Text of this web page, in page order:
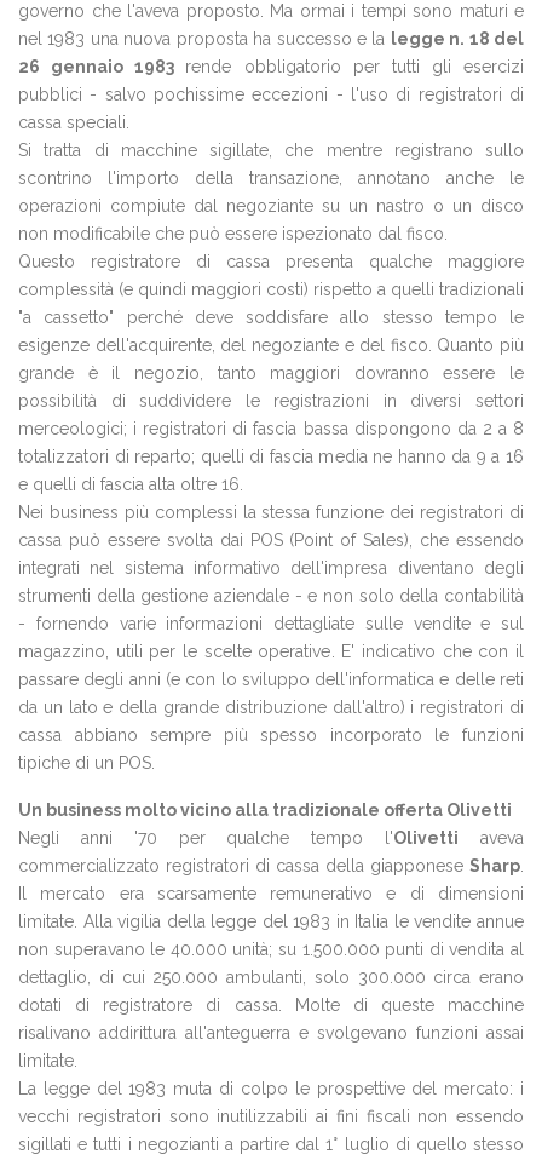
governo che l'aveva proposto. Ma ormai i tempi sono maturi e
nel 1983 una nuova proposta ha successo e la legge n. 18 del
26 gennaio 1983 rende obbligatorio per tutti gli esercizi
pubblici - salvo pochissime eccezioni - l'uso di registratori di
cassa speciali.
Si tratta di macchine sigillate, che mentre registrano sullo
scontrino l'importo della transazione, annotano anche le
operazioni compiute dal negoziante su un nastro o un disco
non modificabile che può essere ispezionato dal fisco.
Questo registratore di cassa presenta qualche maggiore
complessità (e quindi maggiori costi) rispetto a quelli tradizionali
"a cassetto" perché deve soddisfare allo stesso tempo le
esigenze dell'acquirente, del negoziante e del fisco. Quanto più
grande è il negozio, tanto maggiori dovranno essere le
possibilità di suddividere le registrazioni in diversi settori
merceologici; i registratori di fascia bassa dispongono da 2 a 8
totalizzatori di reparto; quelli di fascia media ne hanno da 9 a 16
e quelli di fascia alta oltre 16.
Nei business più complessi la stessa funzione dei registratori di
cassa può essere svolta dai POS (Point of Sales), che essendo
integrati nel sistema informativo dell'impresa diventano degli
strumenti della gestione aziendale - e non solo della contabilità
- fornendo varie informazioni dettagliate sulle vendite e sul
magazzino, utili per le scelte operative. E' indicativo che con il
passare degli anni (e con lo sviluppo dell'informatica e delle reti
da un lato e della grande distribuzione dall'altro) i registratori di
cassa abbiano sempre più spesso incorporato le funzioni
tipiche di un POS.
Un business molto vicino alla tradizionale offerta Olivetti
Negli anni '70 per qualche tempo l'Olivetti aveva
commercializzato registratori di cassa della giapponese Sharp
Il mercato era scarsamente remunerativo e di dimensioni
limitate. Alla vigilia della legge del 1983 in Italia le vendite annue
non superavano le 40.000 unità; su 1.500.000 punti di vendita al
dettaglio, di cui 250.000 ambulanti, solo 300.000 circa erano
dotati di registratore di cassa. Molte di queste macchine
risalivano addirittura all'anteguerra e svolgevano funzioni assai
limitate.
La legge del 1983 muta di colpo le prospettive del mercato: i
vecchi registratori sono inutilizzabili ai fini fiscali non essendo
sigillati e tutti i negozianti a partire dal 1° luglio di quello stesso